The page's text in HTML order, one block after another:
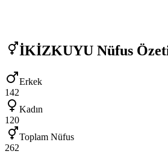
İKİZKUYU Nüfus
Erkek
142
Kadın
120
Toplam Nüfus
262